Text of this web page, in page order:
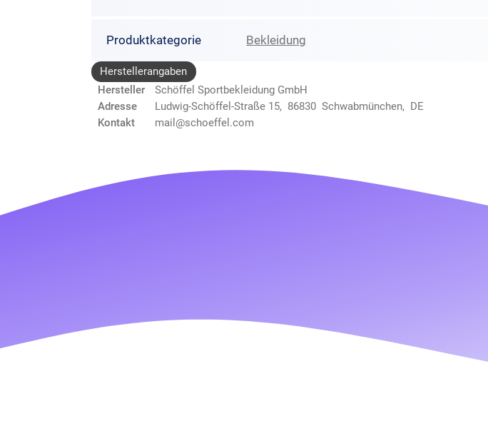
Produktkategorie Bekleidung
Herstellerangaben
Hersteller
Schöffel Sportbekleidung GmbH
Adresse
Ludwig-Schöffel-Straße 15, 86830 Schwabmünchen, DE
Kontakt
mail@schoeffel.com